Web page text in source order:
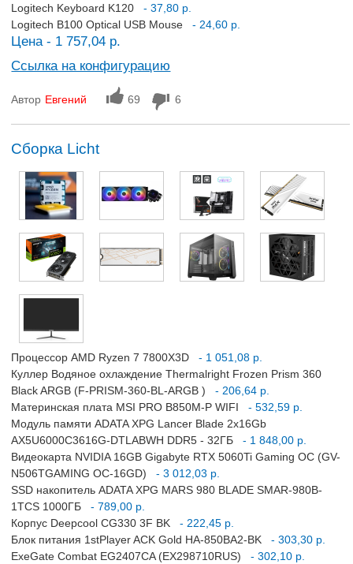
Logitech Keyboard K120
- 37,80 р.
Logitech B100 Optical USB Mouse
- 24,60 р.
Цена - 1 757,04 р.
Ссылка на конфигурацию
Автор Евгений 69 6
Сборка Licht
Процессор AMD Ryzen 7 7800X3D
- 1 051,08 р.
Куллер Водяное охлаждение Thermalright Frozen Prism 360
Black ARGB (F-PRISM-360-BL-ARGB )
- 206,64 р.
Материнская плата MSI PRO B850M-P WIFI
- 532,59 р.
Модуль памяти ADATA XPG Lancer Blade 2x16Gb
AX5U6000C3616G-DTLABWH DDR5 - 32ГБ
- 1 848,00 р.
Видеокарта NVIDIA 16GB Gigabyte RTX 5060Ti Gaming OC (GV-
N506TGAMING OC-16GD)
- 3 012,03 р.
SSD накопитель ADATA XPG MARS 980 BLADE SMAR-980B-
1TCS 1000ГБ
- 789,00 р.
Корпус Deepcool CG330 3F BK
- 222,45 р.
Блок питания 1stPlayer ACK Gold HA-850BA2-BK
- 303,30 р.
ExeGate Combat EG2407CA (EX298710RUS)
- 302,10 р.